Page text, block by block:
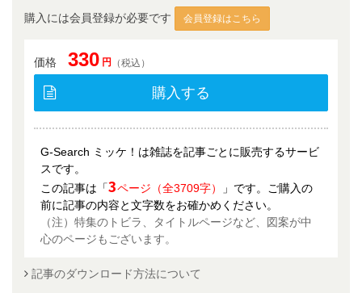
購入には会員登録が必要です 会員登録はこちら
価格 330 円 （税込）
購入する
G-Search ミッケ！は雑誌を記事ごとに販売するサービ
スです。
この記事は「3ページ（全3709字）
」です。ご購入の
前に記事の内容と文字数をお確かめください。
（注）特集のトビラ、タイトルページなど、図案が中
心のページもございます。
記事のダウンロード方法について